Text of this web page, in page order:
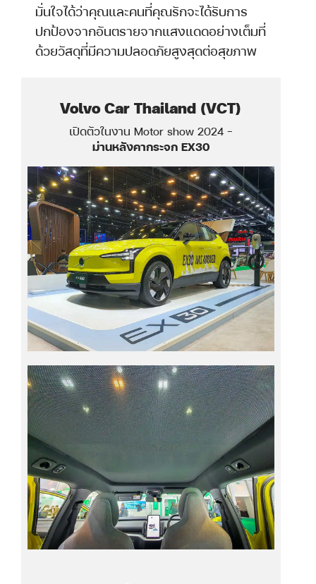
มั่นใจได้ว่าคุณและคนที่คุณรักจะได้รับการ
ปกป้องจากอันตรายจากแสงแดดอย่างเต็มที่
ด้วยวัสดุที่มีความปลอดภัยสูงสุดต่อสุขภาพ
Volvo Car Thailand (VCT)
เปิดตัวในงาน Motor show 2024 -
ม่านหลังคากระจก EX30